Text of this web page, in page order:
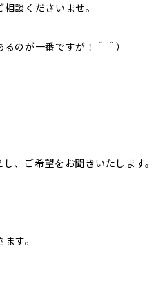
談くださいませ。
のが一番ですが！＾＾）
、ご希望をお聞きいたします。
す。